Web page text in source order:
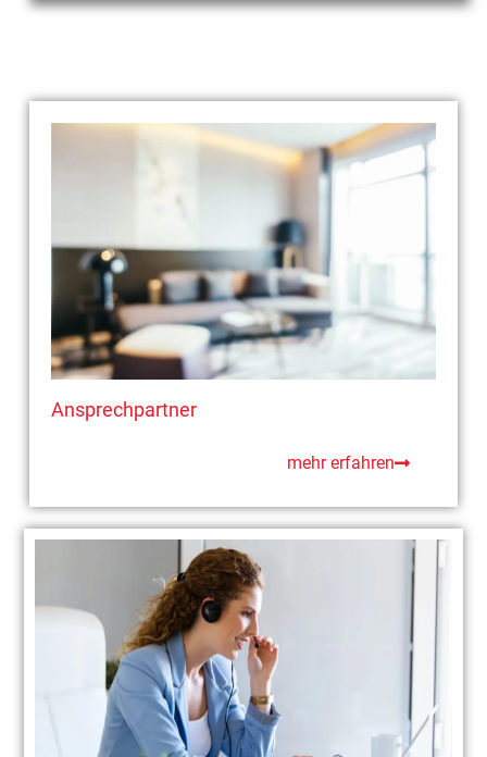
Ansprechpartner
mehr erfahren